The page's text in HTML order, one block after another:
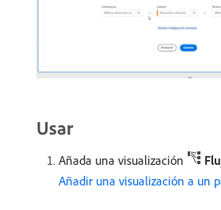
Usar
Añada una visualización
Añadir una visualización a un